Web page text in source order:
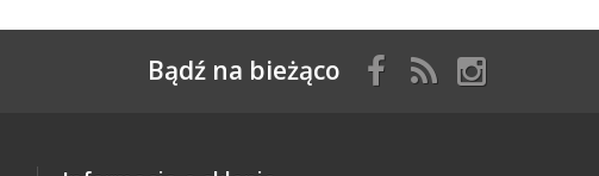
Bądź na bieżąco